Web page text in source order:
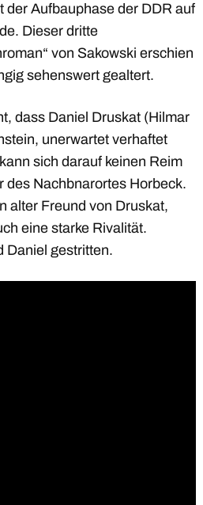
der Aufbauphase der DDR auf
Dieser dritte
von Sakowski erschien
sehenswert gealtert.
dass Daniel Druskat (Hilmar
unerwartet verhaftet
sich darauf keinen Reim
des Nachbnarortes Horbeck.
alter Freund von Druskat,
eine starke Rivalität.
Daniel gestritten.